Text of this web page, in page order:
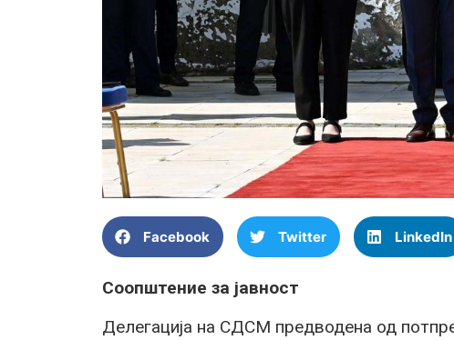
Facebook Twitter LinkedIn
Соопштение за јавност
Делегација на СДСМ предводена од